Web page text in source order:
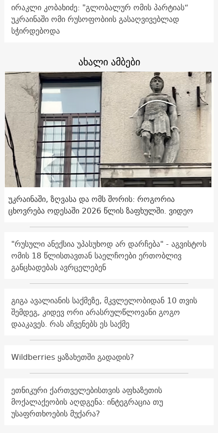
ირაკლი კობახიძე: "გლობალურ ომის პარტიას“
უკრაინაში ომი რუსოფობიის გასაღვივებლად
სჭირდებოდა
ახალი ამბები
უკრაინაში, ზღვასა და ომს შორის: როგორია
ცხოვრება ოდესაში 2026 წლის ზაფხულში. ვიდეო
"რუსული ანექსია უპასუხოდ არ დარჩება" - აგვისტოს
ომის 18 წლისთავთან საელჩოები ერთობლივ
განცხადებას ავრცელებენ
გიგა ავალიანის საქმეზე, მკვლელობიდან 10 თვის
შემდეგ, კიდევ ორი არასრულწლოვანი გოგო
დააკავეს. რას აჩვენებს ეს საქმე
Wildberries ყაზახეთში გადადის?
ეთნიკური ქართველებისთვის აფხაზეთის
მოქალაქეობის აღდგენა: ინტეგრაცია თუ
უსაფრთხოების მუქარა?